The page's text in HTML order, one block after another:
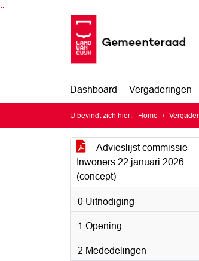
Ga naar de inhoud van deze pagina
Ga naar het zoeken
Ga naar het menu
Dashboard Vergaderingen
U bevindt zich hier: Home
Advieslijst commissie
Inwoners 22 januari 2026
(concept)
0 Uitnodiging
1 Opening
2 Mededelingen